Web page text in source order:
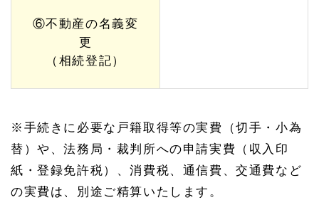
⑥不動産の名義変
更
（相続登記）
※手続きに必要な戸籍取得等の実費（切手・小為
替）や、法務局・裁判所への申請実費（収入印
紙・登録免許税）、消費税、通信費、交通費など
の実費は、別途ご精算いたします。